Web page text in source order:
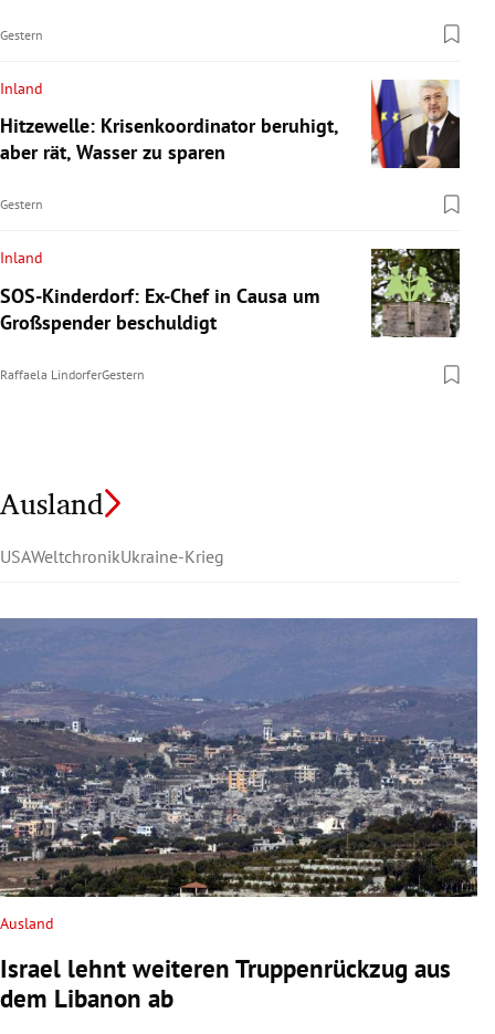
Gestern
Inland
Hitzewelle: Krisenkoordinator beruhigt,
aber rät, Wasser zu sparen
Gestern
Inland
SOS-Kinderdorf: Ex-Chef in Causa um
Großspender beschuldigt
Raffaela LindorferGestern
Ausland
USAWeltchronikUkraine-Krieg
Ausland
Israel lehnt weiteren Truppenrückzug aus
dem Libanon ab